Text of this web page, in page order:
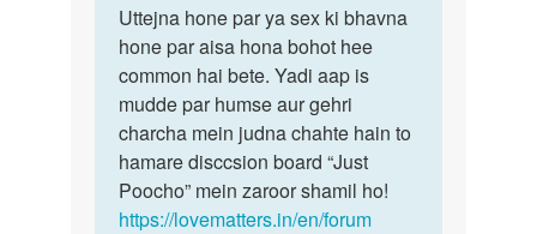
to
Mara
gf
ka
pass
jata
hi
Lund…
Uttejna
hone
par
ya
sex
ki…
Uttejna hone par ya sex ki bhavna
hone par aisa hona bohot hee
common hai bete. Yadi aap is
mudde par humse aur gehri
charcha mein judna chahte hain to
hamare disccsion board “Just
Poocho” mein zaroor shamil ho!
https://lovematters.in/en/forum